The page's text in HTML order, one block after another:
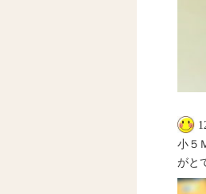
小５
がと